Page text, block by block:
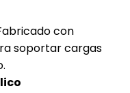
con
soportar cargas